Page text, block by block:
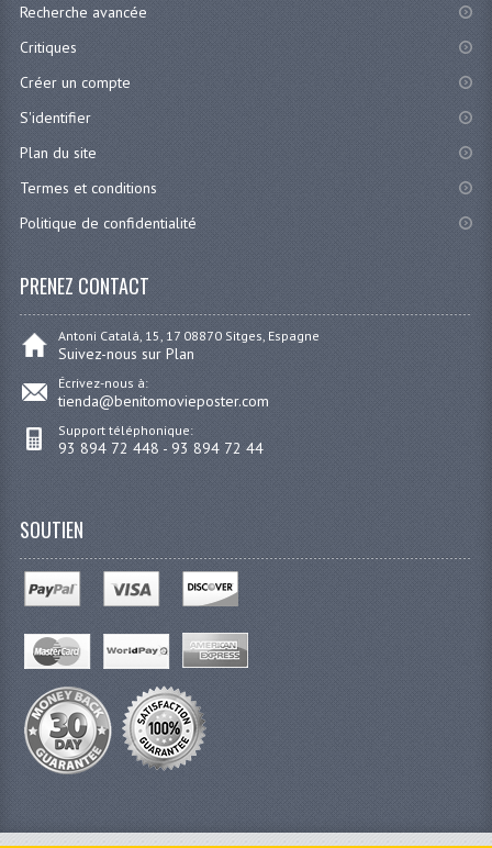
Recherche avancée
Critiques
Créer un compte
S'identifier
Plan du site
Termes et conditions
Politique de confidentialité
PRENEZ CONTACT
Antoni Catalá, 15, 17 08870 Sitges, Espagne
Suivez-nous sur Plan
Écrivez-nous à:
tienda@benitomovieposter.com
Support téléphonique:
93 894 72 448 - 93 894 72 44
SOUTIEN